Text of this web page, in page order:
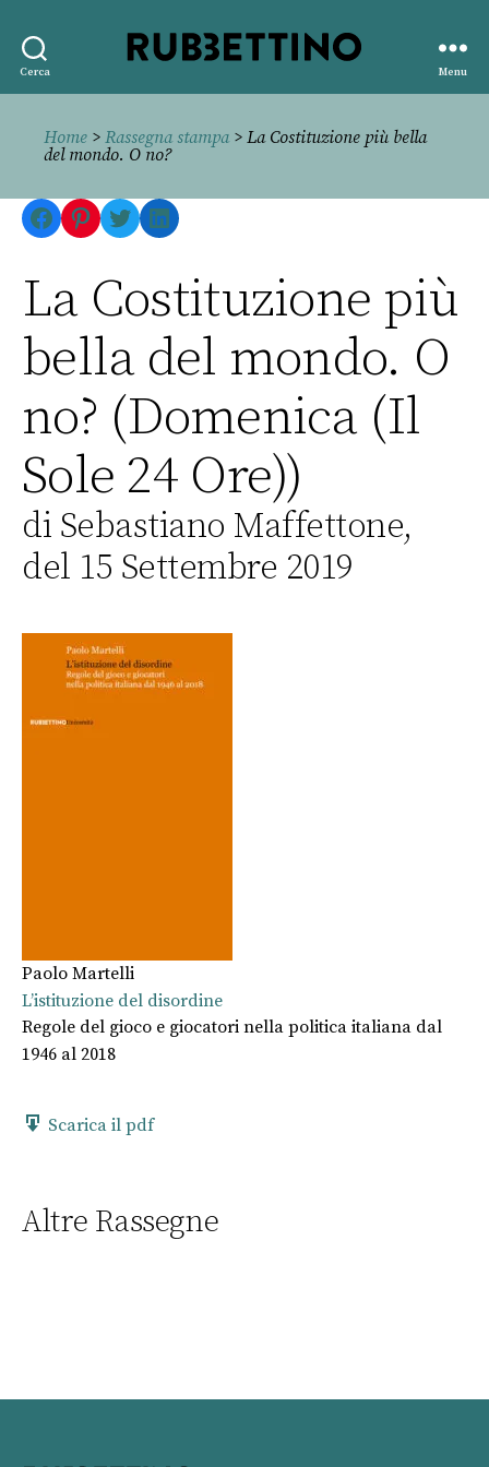
Cerca
editore
Menu
Home > Rassegna stampa> La Costituzione più bella
del mondo. O no?
Facebook
Pinterest
TwitterLinkedIn
La Costituzione più
bella del mondo. O
no? (Domenica (Il
Sole 24 Ore))
di Sebastiano Maffettone,
del 15 Settembre 2019
Paolo Martelli
L’istituzione del disordine
Regole del gioco e giocatori nella politica italiana dal
1946 al 2018
Scarica il pdf
Altre Rassegne